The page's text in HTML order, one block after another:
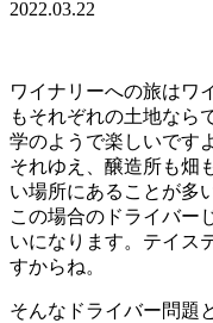
2022.03.22
ワイナリーへの旅はワ
もそれぞれの土地なら
学のようで楽しいです
それゆえ、醸造所も畑
い場所にあることが多
この場合のドライバー
いになります。テイス
すからね。
そんなドライバー問題